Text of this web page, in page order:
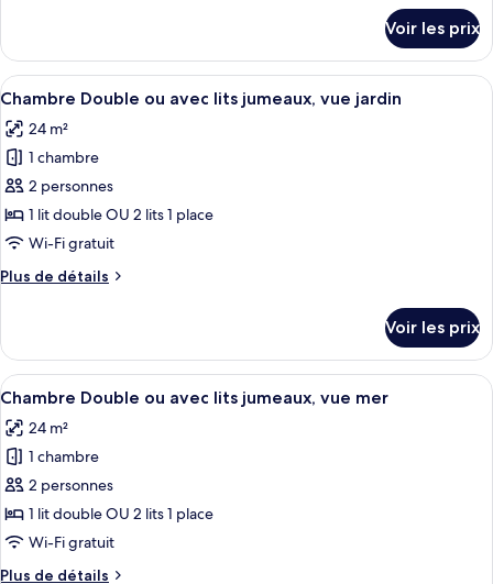
le
type
de
Superior
Family
4+2
Voir les prix
Afficher
toutes
les
photos
pour
ce
type
chambre :
ou
avec
lits
jumeaux,
vue
jardin
Une chambre d’hôtel avec un
5
Chambre Double ou avec lits jumeaux, vue jardin
24 m²
1 chambre
2 personnes
1 lit double OU 2 lits 1 place
Wi-Fi gratuit
Plus de détails
Plus
le
type
de
Chambre
Double
ou
avec
lits
jumeaux,
vue
jardin
Voir les prix
Afficher
toutes
les
photos
pour
ce
type
Une chambre d’hôtel avec un
4
Chambre Double ou avec lits jumeaux, vue mer
24 m²
1 chambre
2 personnes
1 lit double OU 2 lits 1 place
Wi-Fi gratuit
Plus de détails
Plus